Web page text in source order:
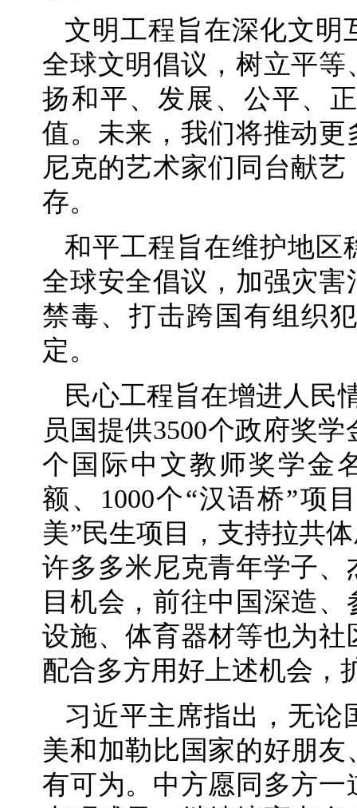
文明工程旨在深化文明
全球文明倡议，树立平
扬和平、发展、公平、
值。未来，我们将推动
尼克的艺术家们同台献
存。
和平工程旨在维护地区
全球安全倡议，加强灾
禁毒、打击跨国有组织
定。
民心工程旨在增进人民
员国提供3500个政府奖
个国际中文教师奖学金
额、1000个“汉语桥”项
美”民生项目，支持拉共
许多多米尼克青年学子
目机会，前往中国深造
设施、体育器材等也为
配合多方用好上述机会，
习近平主席指出，无论
美和加勒比国家的好朋
有可为。中方愿同多方